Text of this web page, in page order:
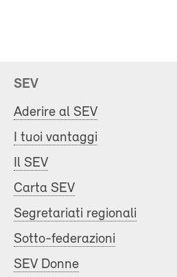
SEV
Aderire al SEV
I tuoi vantaggi
Il SEV
Carta SEV
Segretariati regionali
Sotto-federazioni
SEV Donne